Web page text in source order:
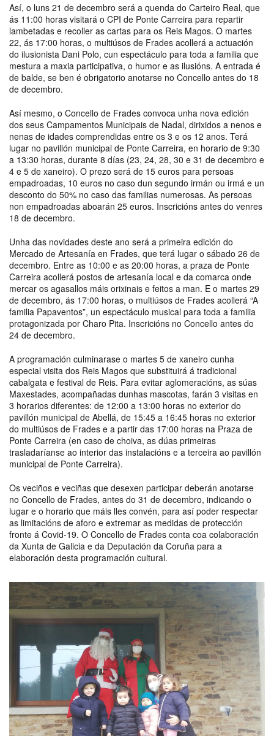
Así, o luns 21 de decembro será a quenda do Carteiro Real, que
ás 11:00 horas visitará o CPI de Ponte Carreira para repartir
lambetadas e recoller as cartas para os Reis Magos. O martes
22, ás 17:00 horas, o multiúsos de Frades acollerá a actuación
do ilusionista Dani Polo, cun espectáculo para toda a familia que
mestura a maxia participativa, o humor e as ilusións. A entrada é
de balde, se ben é obrigatorio anotarse no Concello antes do 18
de decembro.
Así mesmo, o Concello de Frades convoca unha nova edición
dos seus Campamentos Municipais de Nadal, dirixidos a nenos e
nenas de idades comprendidas entre os 3 e os 12 anos. Terá
lugar no pavillón municipal de Ponte Carreira, en horario de 9:30
a 13:30 horas, durante 8 días (23, 24, 28, 30 e 31 de decembro e
4 e 5 de xaneiro). O prezo será de 15 euros para persoas
empadroadas, 10 euros no caso dun segundo irmán ou irmá e un
desconto do 50% no caso das familias numerosas. As persoas
non empadroadas aboarán 25 euros. Inscricións antes do venres
18 de decembro.
Unha das novidades deste ano será a primeira edición do
Mercado de Artesanía en Frades, que terá lugar o sábado 26 de
decembro. Entre as 10:00 e as 20:00 horas, a praza de Ponte
Carreira acollerá postos de artesanía local e da comarca onde
mercar os agasallos máis orixinais e feitos a man. E o martes 29
de decembro, ás 17:00 horas, o multiúsos de Frades acollerá “A
familia Papaventos”, un espectáculo musical para toda a familia
protagonizada por Charo Pita. Inscricións no Concello antes do
24 de decembro.
A programación culminarase o martes 5 de xaneiro cunha
especial visita dos Reis Magos que substituirá á tradicional
cabalgata e festival de Reis. Para evitar aglomeracións, as súas
Maxestades, acompañadas dunhas mascotas, farán 3 visitas en
3 horarios diferentes: de 12:00 a 13:00 horas no exterior do
pavillón municipal de Abellá, de 15:45 a 16:45 horas no exterior
do multiúsos de Frades e a partir das 17:00 horas na Praza de
Ponte Carreira (en caso de choiva, as dúas primeiras
trasladaríanse ao interior das instalacións e a terceira ao pavillón
municipal de Ponte Carreira).
Os veciños e veciñas que desexen participar deberán anotarse
no Concello de Frades, antes do 31 de decembro, indicando o
lugar e o horario que máis lles convén, para así poder respectar
as limitacións de aforo e extremar as medidas de protección
fronte á Covid-19. O Concello de Frades conta coa colaboración
da Xunta de Galicia e da Deputación da Coruña para a
elaboración desta programación cultural.